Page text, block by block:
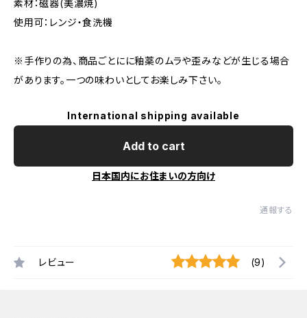
素材：磁器(美濃焼)
使用可：レンジ・食洗機
※手作りの為、商品ごとにに釉薬のムラや歪みなどが生じる場合
があります。一つの味わいとしてお楽しみ下さい。
International shipping available
Add to cart
日本国内にお住まいの方向け
通報する
レビュー (9)